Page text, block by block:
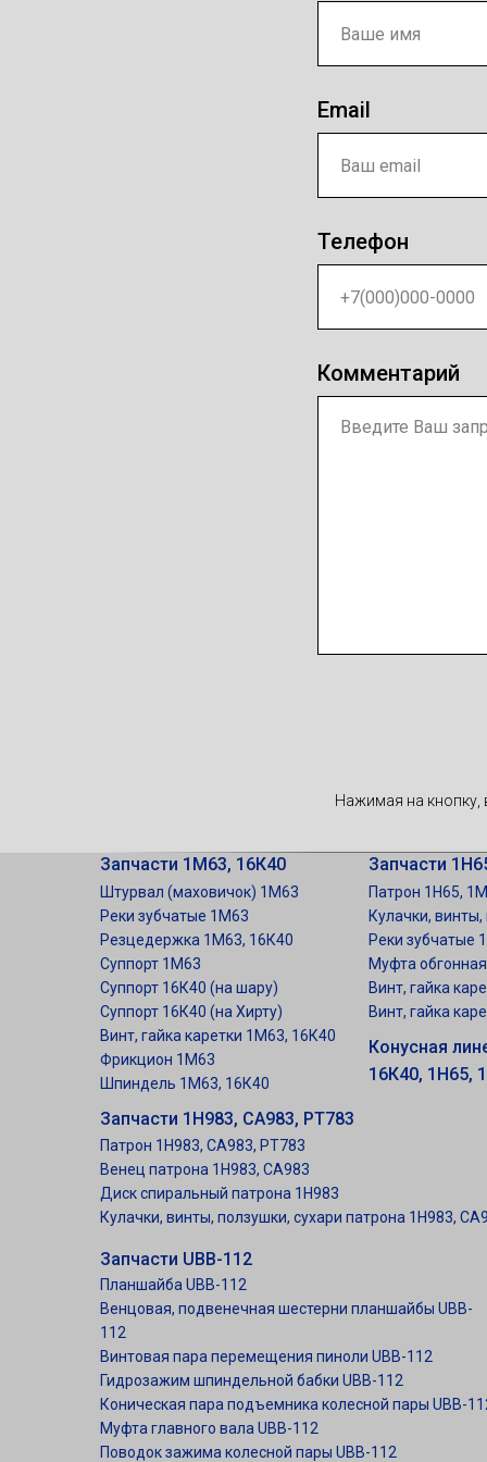
Email
Телефон
Комментарий
Нажимая на кнопку,
Запчасти 1М63, 16К40
Штурвал (маховичок) 1М63
Реки зубчатые 1М63
Резцедержка 1М63, 16К40
Суппорт 1М63
Суппорт 16К40 (на шару)
Суппорт 16К40 (на Хирту)
Винт, гайка каретки 1М63, 16К40
Фрикцион 1М63
Шпиндель 1М63, 16К40
Запчасти
Патрон 1Н65,
Кулачки,
Реки зубчатые
Муфта
Винт, гайка
Винт, гайка
Запчасти 1Н983, СА983, РТ783
Конусная
16К40, 1Н65,
Патрон 1Н983, СА983, РТ783
Венец патрона 1Н983, СА983
Диск спиральный патрона 1Н983
Кулачки, винты, ползушки, сухари патрона 1Н983,
Запчасти UBB-112
Планшайба UBB-112
Венцовая, подвенечная шестерни планшайбы UBB-
112
Винтовая пара перемещения пиноли UBB-112
Гидрозажим шпиндельной бабки UBB-112
Коническая пара подъемника колесной пары UBB-
Муфта главного вала UBB-112
Поводок зажима колесной пары UBB-112